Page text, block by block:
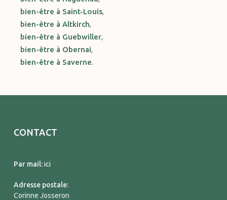
bien-être à Saint-Louis,
bien-être à Altkirch,
bien-être à Guebwiller,
bien-être à Obernai,
bien-être à Saverne.
CONTACT
Par mail:ici
Adresse postale:
Corinne Josseron